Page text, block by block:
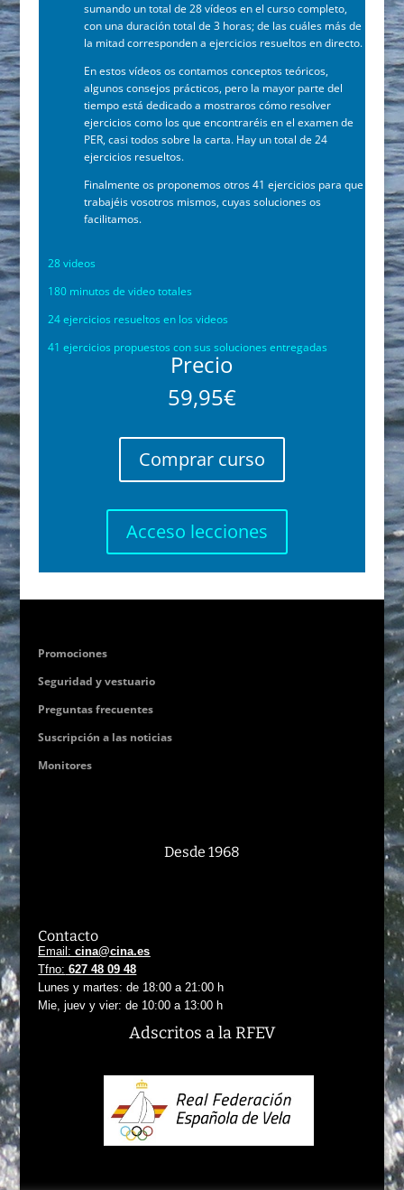
sumando un total de 28 vídeos en el curso completo,
con una duración total de 3 horas; de las cuáles más de
la mitad corresponden a ejercicios resueltos en directo.
En estos vídeos os contamos conceptos teóricos,
algunos consejos prácticos, pero la mayor parte del
tiempo está dedicado a mostraros cómo resolver
ejercicios como los que encontraréis en el examen de
PER, casi todos sobre la carta. Hay un total de 24
ejercicios resueltos.
Finalmente os proponemos otros 41 ejercicios para que
trabajéis vosotros mismos, cuyas soluciones os
facilitamos.
28 videos
180 minutos de video totales
24 ejercicios resueltos en los videos
41 ejercicios propuestos con sus soluciones entregadas
Precio
59,95€
Comprar curso
Acceso lecciones
Promociones
Seguridad y vestuario
Preguntas frecuentes
Suscripción a las noticias
Monitores
Desde 1968
Contacto
Email:cina@cina.es
Tfno: 627 48 09 48
Lunes y martes: de 18:00 a 21:00 h
Mie, juev y vier: de 10:00 a 13:00 h
Adscritos a la RFEV